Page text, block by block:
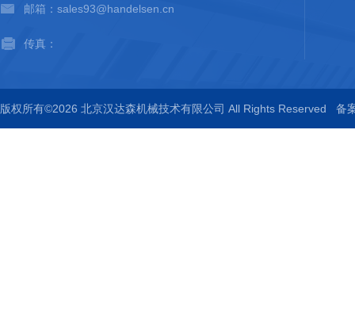
邮箱：sales93@handelsen.cn
传真：
版权所有©2026 北京汉达森机械技术有限公司 All Rights Reserved 备